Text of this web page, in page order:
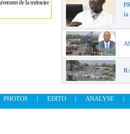
de la mémoire
la
PHOTOS | EDITO | ANALYSE
|